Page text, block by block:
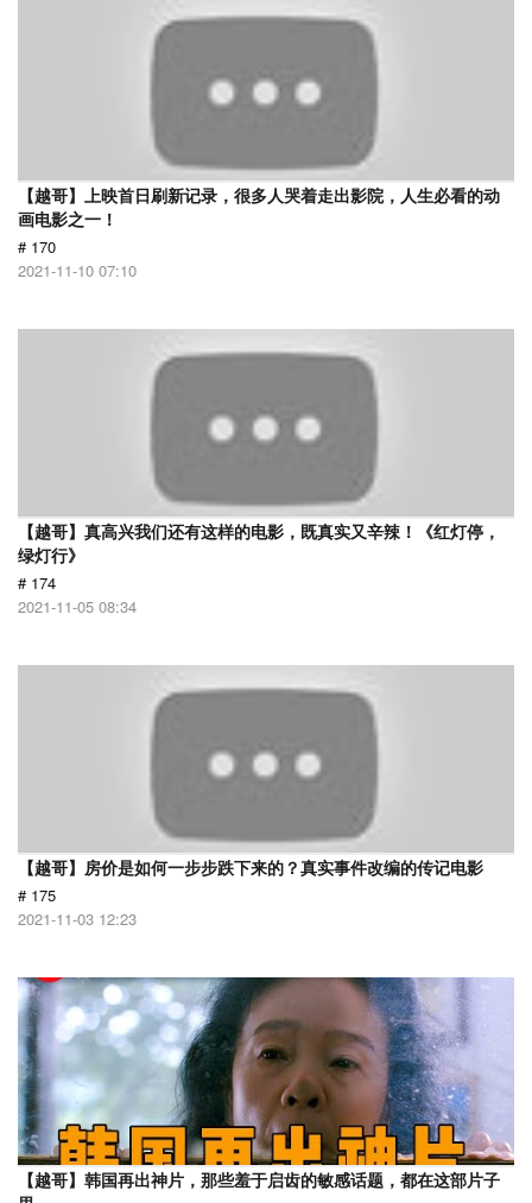
【越哥】上映首日刷新记录，很多人哭着走出影院，人生必看的动
画电影之一！
# 170
2021-11-10 07:10
【越哥】真高兴我们还有这样的电影，既真实又辛辣！《红灯停，
绿灯行》
# 174
2021-11-05 08:34
【越哥】房价是如何一步步跌下来的？真实事件改编的传记电影
# 175
2021-11-03 12:23
【越哥】韩国再出神片，那些羞于启齿的敏感话题，都在这部片子